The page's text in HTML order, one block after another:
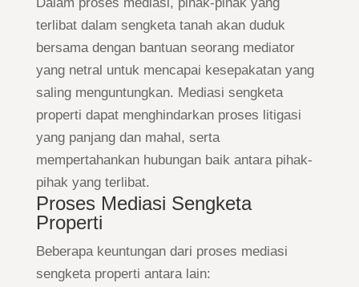
terlibat dalam sengketa tanah akan duduk
bersama dengan bantuan seorang mediator
yang netral untuk mencapai kesepakatan yang
saling menguntungkan. Mediasi sengketa
properti dapat menghindarkan proses litigasi
yang panjang dan mahal, serta
mempertahankan hubungan baik antara pihak-
pihak yang terlibat.
Proses Mediasi Sengketa
Properti
Beberapa keuntungan dari proses mediasi
sengketa properti antara lain: